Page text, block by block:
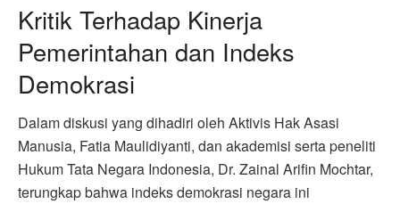
Kritik Terhadap Kinerja
Pemerintahan dan Indeks
Demokrasi
Dalam diskusi yang dihadiri oleh Aktivis Hak Asasi
Manusia, Fatia Maulidiyanti, dan akademisi serta peneliti
Hukum Tata Negara Indonesia, Dr. Zainal Arifin Mochtar,
terungkap bahwa indeks demokrasi negara ini